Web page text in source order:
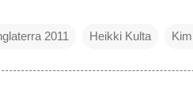
2011 Heikki Kulta